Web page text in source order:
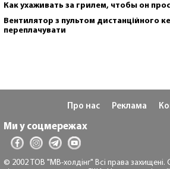
Как ухаживать за грилем, чтобы он
Вентилятор з пультом дистанційного
переплачувати
Про нас Реклама
Ми у соцмережах
© 2002 ТОВ "МВ-холдінг" Всі права захищені.